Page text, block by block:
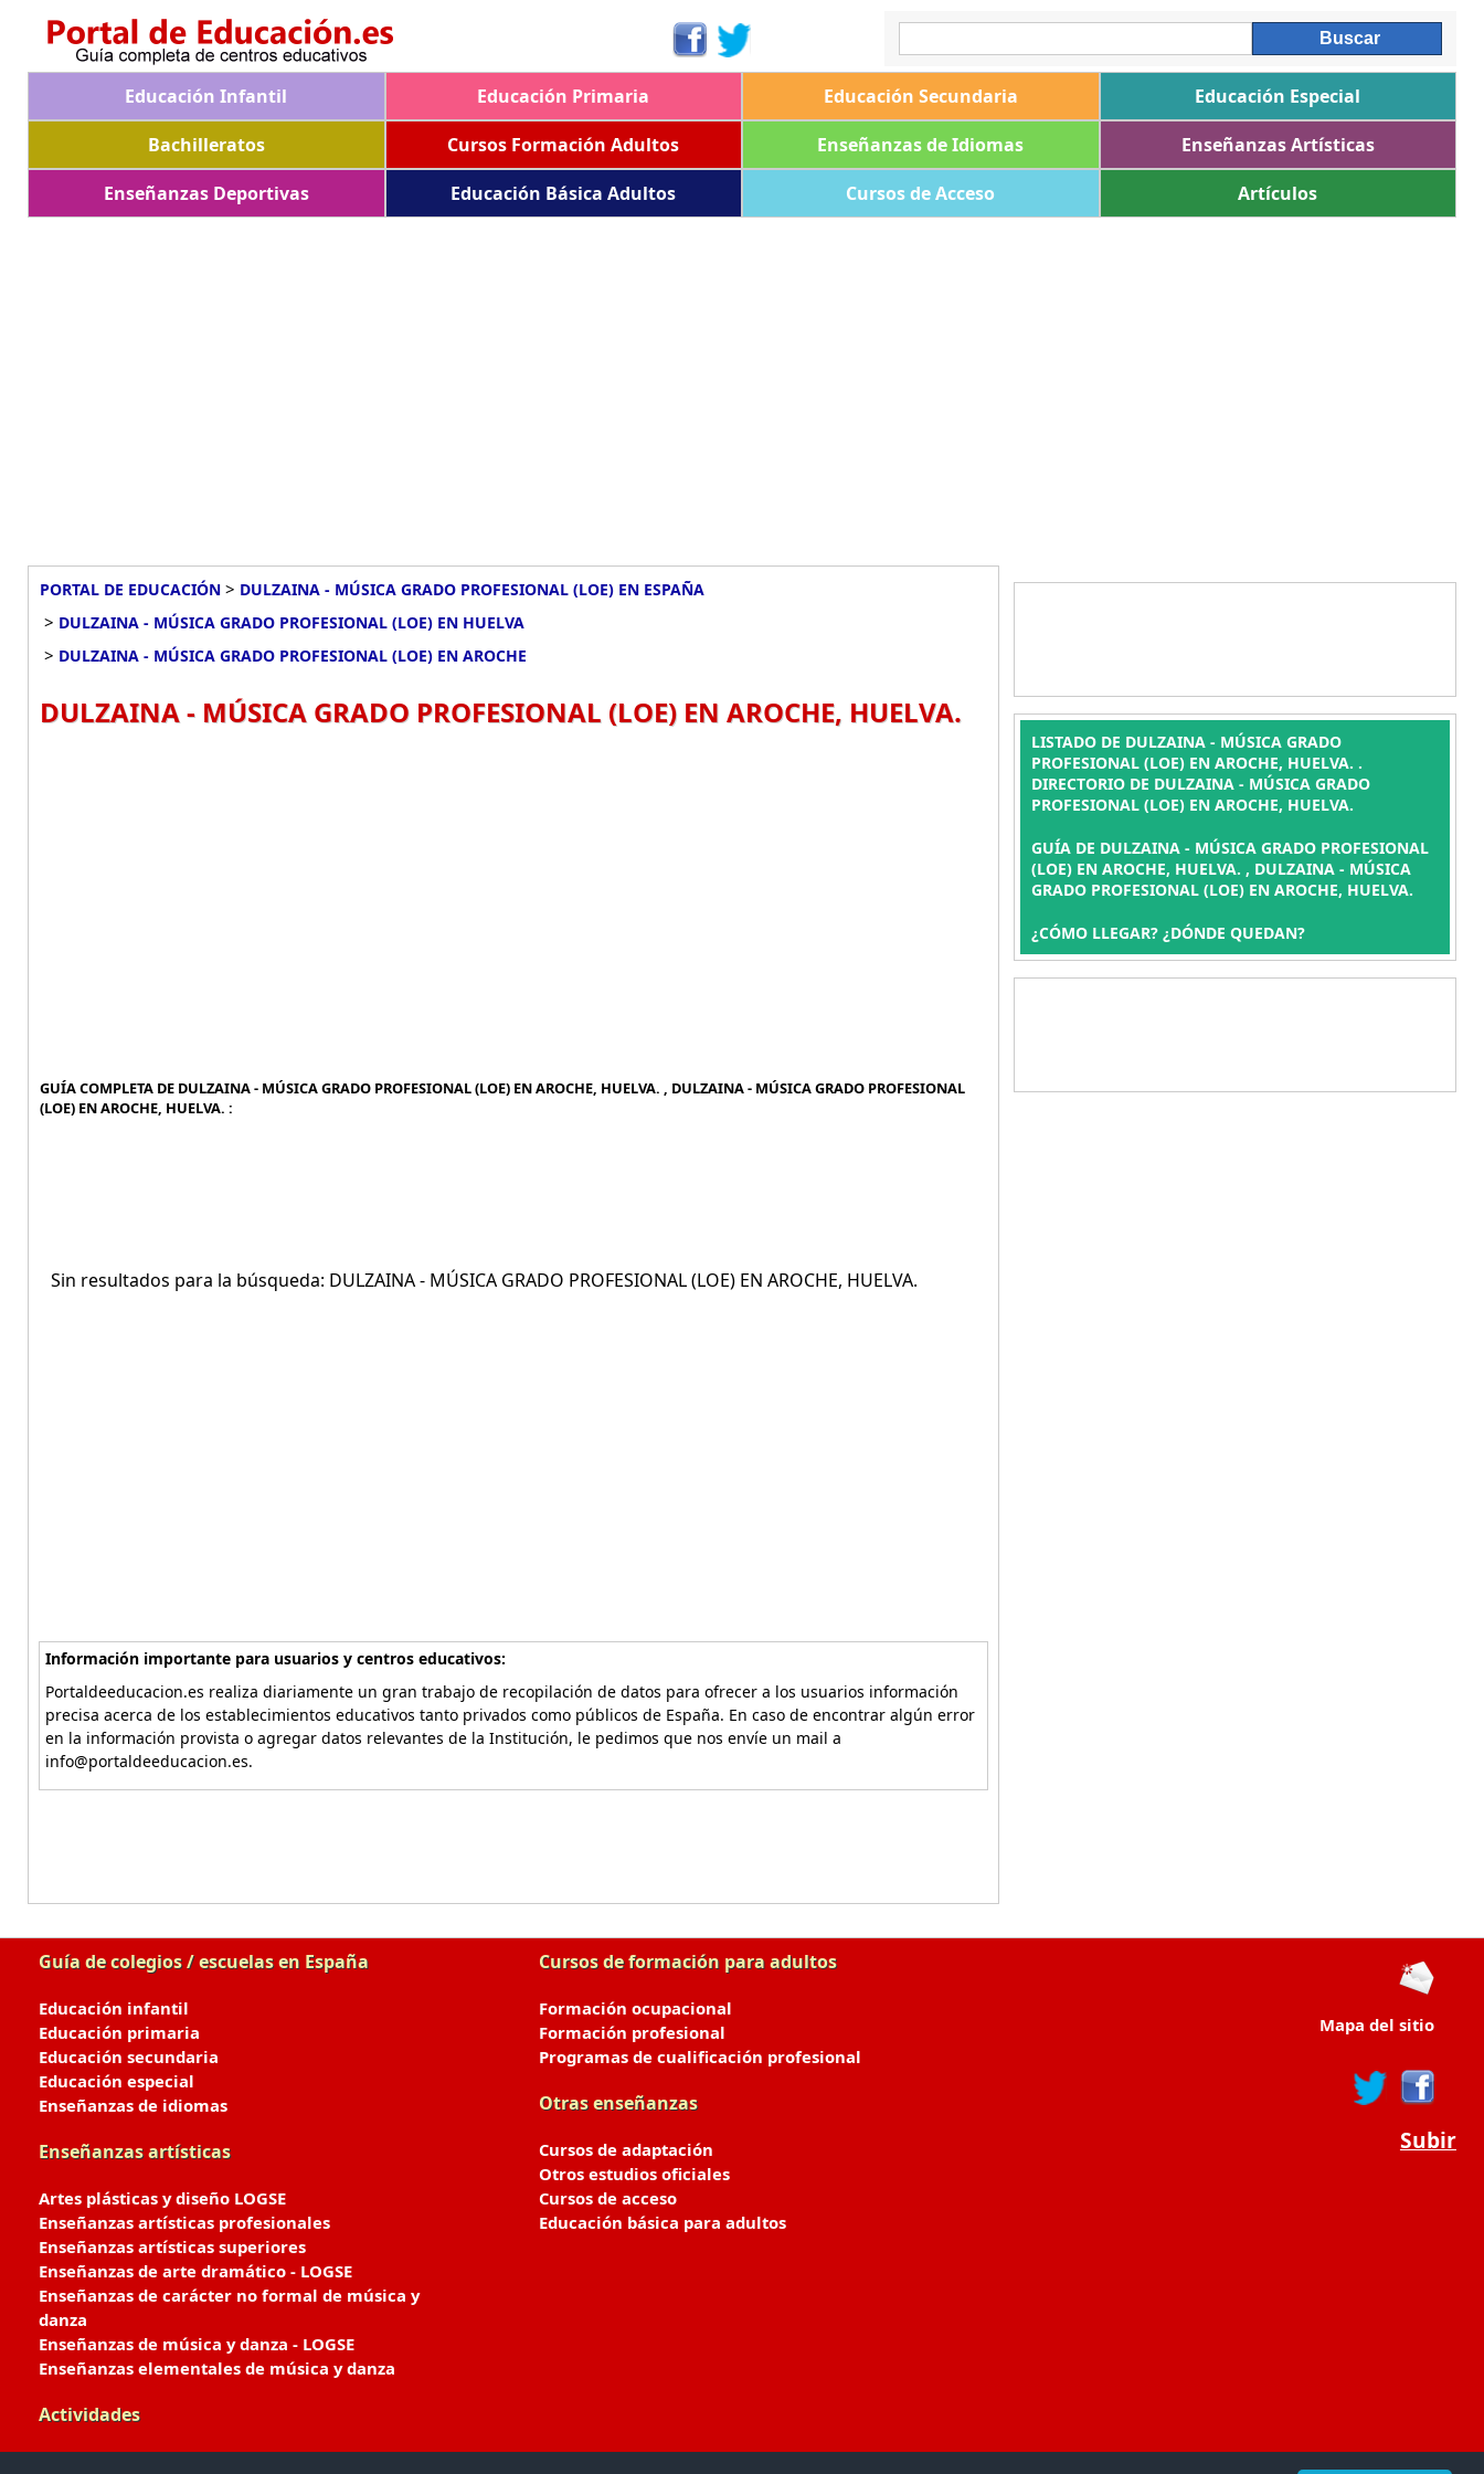
Educación Infantil Educación Primaria Educación Secundaria
Educación Especial
Bachilleratos
Cursos Formación Adultos Enseñanzas de Idiomas
Enseñanzas Artísticas
Enseñanzas Deportivas
Educación Básica Adultos Cursos de Acceso Artículos
PORTAL DE EDUCACIÓN > DULZAINA - MÚSICA GRADO PROFESIONAL (LOE) EN ESPAÑA
> DULZAINA - MÚSICA GRADO PROFESIONAL (LOE) EN HUELVA
> DULZAINA - MÚSICA GRADO PROFESIONAL (LOE) EN AROCHE
DULZAINA - MÚSICA GRADO PROFESIONAL (LOE) EN AROCHE, HUELVA.
GUÍA COMPLETA DE DULZAINA - MÚSICA GRADO PROFESIONAL (LOE) EN AROCHE, HUELVA. , DULZAINA - MÚSICA GRADO PROFESIONAL
(LOE) EN AROCHE, HUELVA. :
Sin resultados para la búsqueda: DULZAINA - MÚSICA GRADO PROFESIONAL (LOE) EN AROCHE, HUELVA.
Información importante para usuarios y centros educativos:
Portaldeeducacion.es realiza diariamente un gran trabajo de recopilación de datos para ofrecer a los usuarios información
precisa acerca de los establecimientos educativos tanto privados como públicos de España. En caso de encontrar algún error
en la información provista o agregar datos relevantes de la Institución, le pedimos que nos envíe un mail a
info@portaldeeducacion.es.
LISTADO DE DULZAINA - MÚSICA GRADO
PROFESIONAL (LOE) EN AROCHE, HUELVA. .
DIRECTORIO DE DULZAINA - MÚSICA GRADO
PROFESIONAL (LOE) EN AROCHE, HUELVA.
GUÍA DE DULZAINA - MÚSICA GRADO PROFESIONAL
(LOE) EN AROCHE, HUELVA. , DULZAINA - MÚSICA
GRADO PROFESIONAL (LOE) EN AROCHE, HUELVA.
¿CÓMO LLEGAR? ¿DÓNDE QUEDAN?
Guía de colegios / escuelas en España
Educación infantil
Educación primaria
Educación secundaria
Educación especial
Enseñanzas de idiomas
Enseñanzas artísticas
Artes plásticas y diseño LOGSE
Enseñanzas artísticas profesionales
Enseñanzas artísticas superiores
Enseñanzas de arte dramático - LOGSE
Enseñanzas de carácter no formal de música y
danza
Enseñanzas de música y danza - LOGSE
Enseñanzas elementales de música y danza
Actividades
Cursos de formación para adultos
Formación ocupacional
Formación profesional
Programas de cualificación profesional
Otras enseñanzas
Cursos de adaptación
Otros estudios oficiales
Cursos de acceso
Educación básica para adultos
Mapa del sitio
Subir